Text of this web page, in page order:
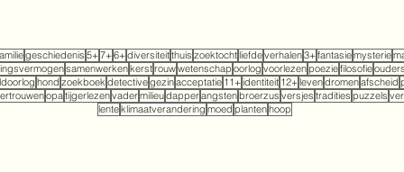
geschiedenis 5+7+6+diversiteitthuis zoektochtliefdeverhalen3+fantasiemysterie
samenwerkenkerstrouwwetenschap oorlog voorlezenpoeziefilosofie
hond zoekboek detectivegezinacceptatie 11+identiteit 12+levendromenafscheid
opatijgerlezenvadermilieudapperangstenbroerzus versjes tradities puzzels
lenteklimaatverandering moed plantenhoop